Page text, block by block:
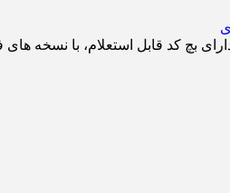
بچ کد قابل استعلام، با نسخه